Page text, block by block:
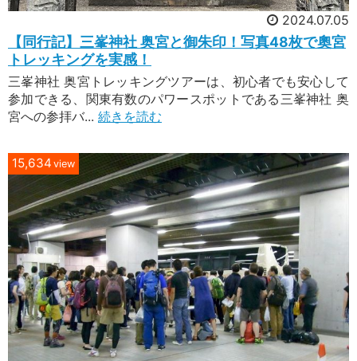
2024.07.05
【同行記】三峯神社 奥宮と御朱印！写真48枚で奧宮
トレッキングを実感！
三峯神社 奥宮トレッキングツアーは、初心者でも安心して
参加できる、関東有数のパワースポットである三峯神社 奥
宮への参拝バ... 続きを読む
15,634 view